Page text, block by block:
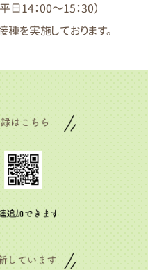
日14：00～15：30）
を実施しております。